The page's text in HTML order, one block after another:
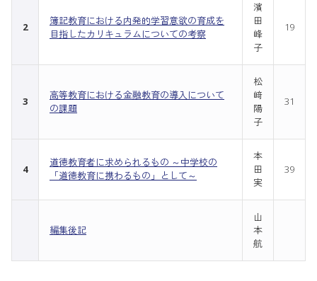
2
簿記教育における内発的学習意欲の育成を
目指したカリキュラムについての考察
濱
田
峰
子
19
3
高等教育における金融教育の導入について
の課題
松
﨑
陽
子
31
4
道徳教育者に求められるもの ～中学校の
「道徳教育に携わるもの」として～
本
田
実
39
編集後記
山
本
航